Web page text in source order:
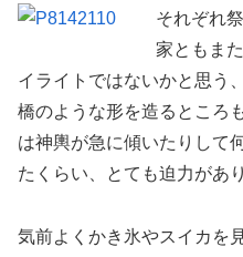
それぞれ
家ともま
イライトではないかと思う
橋のような形を造るところ
は神輿が急に傾いたりして
たくらい、とても迫力があ
気前よくかき氷やスイカを